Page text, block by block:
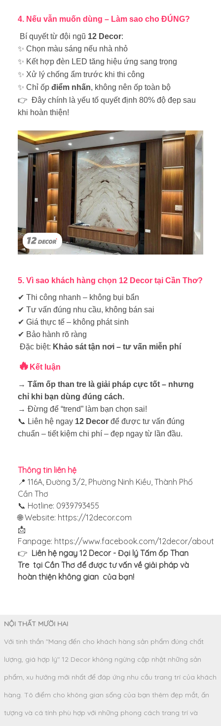
4. Nếu vẫn muốn dùng – Làm sao cho ĐÚNG?
Bí quyết từ đội ngũ 12 Decor:
✨ Chọn màu sáng nếu nhà nhỏ
✨ Kết hợp đèn LED tăng hiệu ứng sang trọng
✨ Xử lý chống ẩm trước khi thi công
✨ Chỉ ốp điểm nhấn, không nên ốp toàn bộ
👉 Đây chính là yếu tố quyết định 80% độ đẹp sau
khi hoàn thiện!
5. Vì sao khách hàng chọn 12 Decor tại Cần Thơ?
✔ Thi công nhanh – không bụi bẩn
✔ Tư vấn đúng nhu cầu, không bán sai
✔ Giá thực tế – không phát sinh
✔ Bảo hành rõ ràng
Đặc biệt: Khảo sát tận nơi – tư vấn miễn phí
🔥 Kết luận
→ Tấm ốp than tre là giải pháp cực tốt – nhưng
chỉ khi bạn dùng đúng cách.
→ Đừng để “trend” làm bạn chọn sai!
📞 Liên hệ ngay 12 Decor để được tư vấn đúng
chuẩn – tiết kiệm chi phí – đẹp ngay từ lần đầu.
Thông tin liên hệ
📍 116A, Đường 3/2, Phường Ninh Kiều, Thành Phố
Cần Thơ
📞 Hotline: 0939793455
🌐 Website: https://12decor.com
📩
Fanpage: https://www.facebook.com/12decor/about
👉 Liên hệ ngay 12 Decor - Đại lý Tấm ốp Than
Tre tại Cần Thơ để được tư vấn về giải pháp và
hoàn thiện không gian của bạn!
NỘI THẤT MƯỜI HAI
Với tinh thần "Mang đến cho khách hàng sản phẩm đúng chất
lượng, giá hợp lý" 12 Decor không ngừng cập nhật những sản
phẩm, xu hướng mới nhất để đáp ứng nhu cầu trang trí của khách
hàng. Tô điểm cho không gian sống của bạn thêm đẹp mắt, ấn
tượng và cá tính phù hợp với những phong cách trang trí và